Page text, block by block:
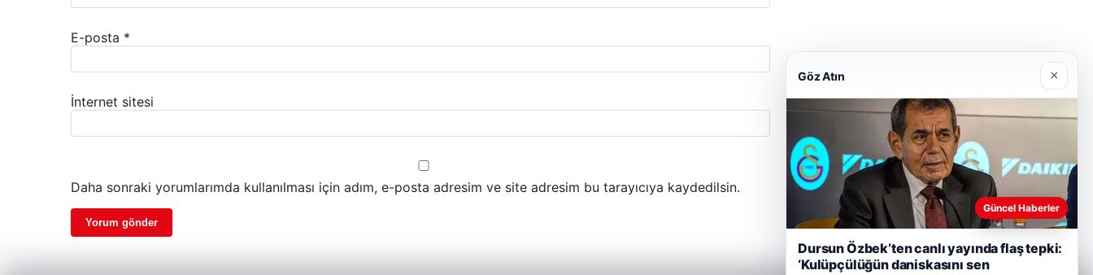
E-posta *
İnternet sitesi
Daha sonraki yorumlarımda kullanılması için adım, e-posta adresim ve site adresim bu tarayıcıya kaydedilsin.
Göz Atın ×
Güncel Haberler
Dursun Özbek’ten canlı yayında flaş tepki:
‘Kulüpçülüğün daniskasını sen